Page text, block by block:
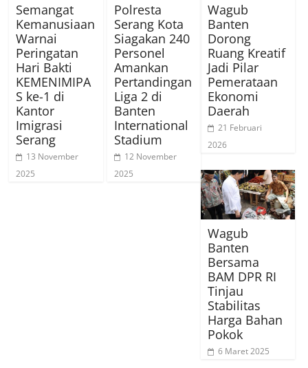
Semangat
Kemanusiaan
Warnai
Peringatan
Hari Bakti
KEMENIMIPA
S ke-1 di
Kantor
Imigrasi
Serang
13 November
2025
Polresta
Serang Kota
Siagakan 240
Personel
Amankan
Pertandingan
Liga 2 di
Banten
International
Stadium
12 November
2025
Wagub
Banten
Dorong
Ruang Kreatif
Jadi Pilar
Pemerataan
Ekonomi
Daerah
21 Februari
2026
Wagub
Banten
Bersama
BAM DPR RI
Tinjau
Stabilitas
Harga Bahan
Pokok
6 Maret 2025